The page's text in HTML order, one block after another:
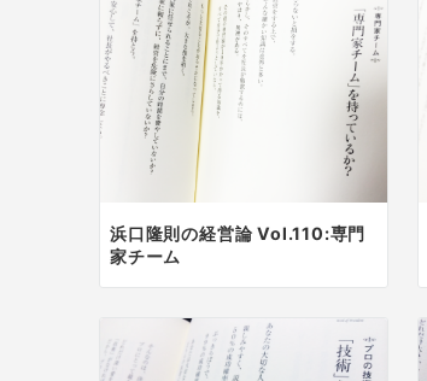
浜口隆則の経営論 Vol.110:専門
家チーム